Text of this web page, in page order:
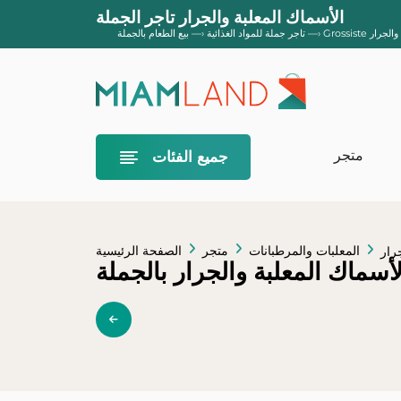
الأسماك المعلبة والجرار تاجر الجملة
تاجر جملة للمواد الغذائية —› بيع الطعام بالجملة —›
جميع الفئات
أكياس القمامة
التغليف المنزلي
متجر
الصفحة الرئيسية متجر المعلبات والمرطبانات
المعلبة والجرار بالجملة